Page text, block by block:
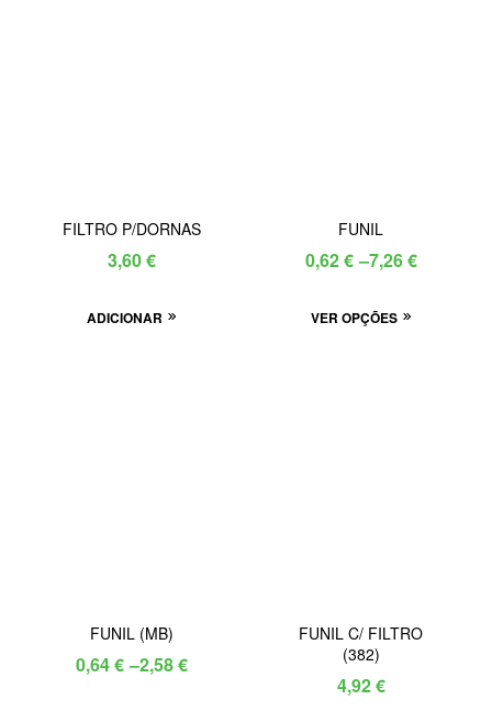
FILTRO P/DORNAS
3,60€
ADICIONAR
FUNIL
0,62€ –7,26€
VER OPÇÕES
FUNIL (MB)
0,64€ –2,58€
FUNIL C/ FILTRO
(382)
4,92€